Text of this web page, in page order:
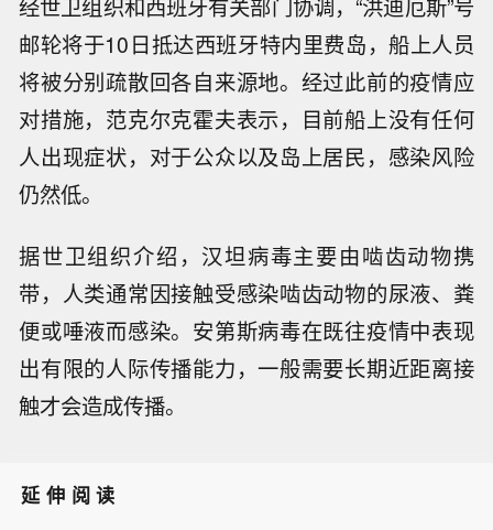
经世卫组织和西班牙有关部门协调，“洪迪厄斯”号
邮轮将于10日抵达西班牙特内里费岛，船上人员
将被分别疏散回各自来源地。经过此前的疫情应
对措施，范克尔克霍夫表示，目前船上没有任何
人出现症状，对于公众以及岛上居民，感染风险
仍然低。
据世卫组织介绍，汉坦病毒主要由啮齿动物携
带，人类通常因接触受感染啮齿动物的尿液、粪
便或唾液而感染。安第斯病毒在既往疫情中表现
出有限的人际传播能力，一般需要长期近距离接
触才会造成传播。
延伸阅读